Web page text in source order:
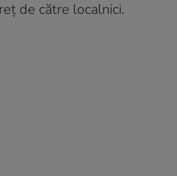
de către localnici.